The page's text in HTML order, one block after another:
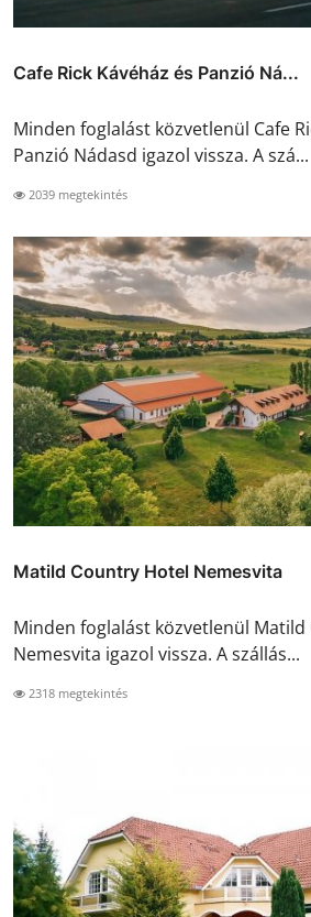
Cafe Rick Kávéház és Panzió Ná...
Minden foglalást közvetlenül Cafe
Panzió Nádasd igazol vissza. A szá...
2039 megtekintés
Matild Country Hotel Nemesvita
Minden foglalást közvetlenül
Nemesvita igazol vissza. A szállás...
2318 megtekintés